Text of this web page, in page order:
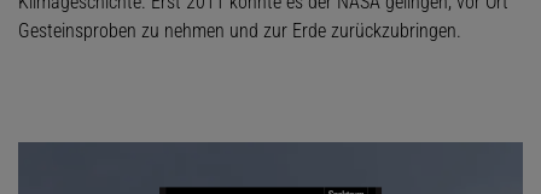
Gesteinsproben zu nehmen und zur Erde zurückzubringen.